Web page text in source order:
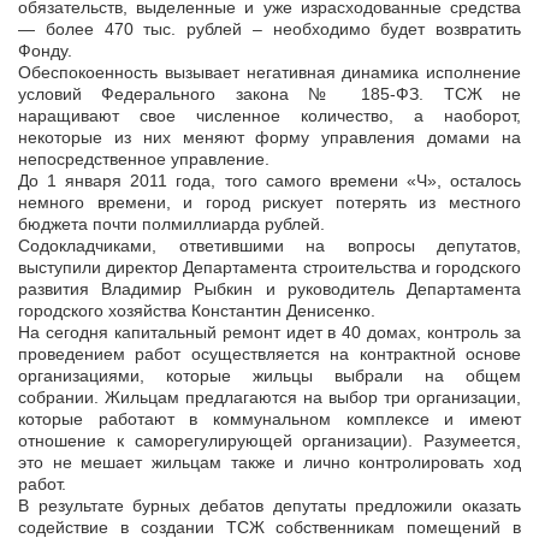
обязательств, выделенные и уже израсходованные средства
— более 470 тыс. рублей – необходимо будет возвратить
Фонду.
Обеспокоенность вызывает негативная динамика исполнение
условий Федерального закона № 185-ФЗ. ТСЖ не
наращивают свое численное количество, а наоборот,
некоторые из них меняют форму управления домами на
непосредственное управление.
До 1 января 2011 года, того самого времени «Ч», осталось
немного времени, и город рискует потерять из местного
бюджета почти полмиллиарда рублей.
Содокладчиками, ответившими на вопросы депутатов,
выступили директор Департамента строительства и городского
развития Владимир Рыбкин и руководитель Департамента
городского хозяйства Константин Денисенко.
На сегодня капитальный ремонт идет в 40 домах, контроль за
проведением работ осуществляется на контрактной основе
организациями, которые жильцы выбрали на общем
собрании. Жильцам предлагаются на выбор три организации,
которые работают в коммунальном комплексе и имеют
отношение к саморегулирующей организации). Разумеется,
это не мешает жильцам также и лично контролировать ход
работ.
В результате бурных дебатов депутаты предложили оказать
содействие в создании ТСЖ собственникам помещений в